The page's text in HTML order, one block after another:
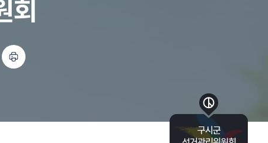
회
구시군
바로가기 목록 열기